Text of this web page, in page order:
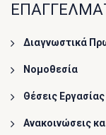
Διαγνωστικά
Νομοθεσία
Θέσεις
Ανακοινώσεις